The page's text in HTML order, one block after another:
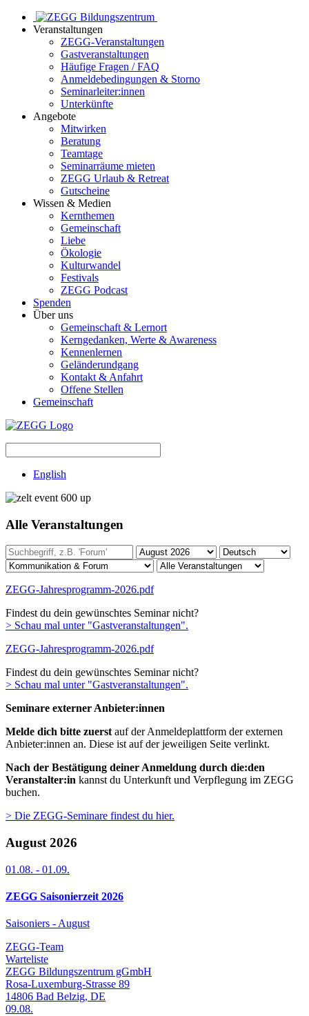
Veranstaltungen
ZEGG-Veranstaltungen
Gastveranstaltungen
Häufige Fragen / FAQ
Anmeldebedingungen & Storno
Seminarleiter:innen
Unterkünfte
Angebote
Mitwirken
Beratung
Teamtage
Seminarräume mieten
ZEGG Urlaub & Retreat
Gutscheine
Wissen & Medien
Kernthemen
Gemeinschaft
Liebe
Ökologie
Kulturwandel
Festivals
ZEGG Podcast
Spenden
Über uns
Gemeinschaft & Lernort
Kerngedanken, Werte & Awareness
Kennenlernen
Geländerundgang
Kontakt & Anfahrt
Offene Stellen
Gemeinschaft
English
Alle Veranstaltungen
ZEGG-Jahresprogramm-2026.pdf
Findest du dein gewünschtes Seminar nicht?
> Schau mal unter "Gastveranstaltungen".
ZEGG-Jahresprogramm-2026.pdf
Findest du dein gewünschtes Seminar nicht?
> Schau mal unter "Gastveranstaltungen".
Seminare externer Anbieter:innen
Melde dich bitte zuerstauf der Anmeldeplattform der externen
Anbieter:innen an. Diese ist auf der jeweiligen Seite verlinkt.
Nach der Bestätigung deiner Anmeldung durch die:den
Veranstalter:in kannst du Unterkunft und Verpflegung im ZEGG
buchen.
> Die ZEGG-Seminare findest du hier.
August 2026
01.08. - 01.09.
ZEGG Saisonierzeit 2026
Saisoniers - August
ZEGG-Team
Warteliste
ZEGG Bildungszentrum gGmbH
Rosa-Luxemburg-Strasse 89
14806 Bad Belzig, DE
09.08.